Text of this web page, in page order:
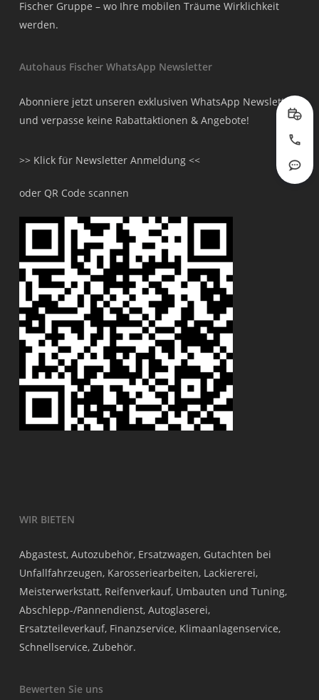
Fischer Gruppe – wo Ihre mobilen Träume Wirklichkeit
werden.
Autohaus Fischer WhatsApp Newsletter
Abonniere jetzt unseren exklusiven WhatsApp Newsletter
und verpasse keine Rabattaktionen & Angebote!
>> Klick für Newsletter Anmeldung <<
oder QR Code scannen
WIR BIETEN
Abgastest, Autozubehör, Ersatzwagen, Gutachten bei
Unfallfahrzeugen, Karosseriearbeiten, Lackiererei,
Meisterwerkstatt, Reifenverkauf, Umbauten und Tuning,
Abschlepp-/Pannendienst, Autoglaserei,
Ersatzteileverkauf, Finanzservice, Klimaanlagenservice,
Schnellservice, Zubehör.
Bewerten Sie uns
Jetzt